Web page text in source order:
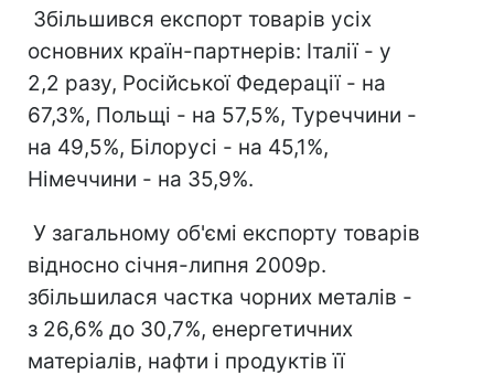
Збільшився експорт товарів усіх
основних країн-партнерів: Італії - у
2,2 разу, Російської Федерації - на
67,3%, Польщі - на 57,5%, Туреччини -
на 49,5%, Білорусі - на 45,1%,
Німеччини - на 35,9%.
У загальному об'ємі експорту товарів
відносно січня-липня 2009р.
збільшилася частка чорних металів -
з 26,6% до 30,7%, енергетичних
матеріалів, нафти і продуктів її